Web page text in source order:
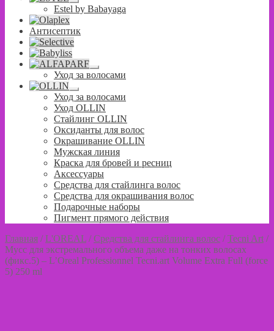
Развернутое
вложенное
Estel by Babayaga
Антисептик
Развернутое
вложенное
Уход за волосами
Развернутое
вложенное
меню
Уход за волосами
Уход OLLIN
Стайлинг OLLIN
Оксиданты для волос
Окрашивание OLLIN
Мужская линия
Краска для бровей и ресниц
Аксессуары
Средства для стайлинга волос
Средства для окрашивания волос
Подарочные наборы
Пигмент прямого действия
Главная / L'OREAL /Средства для стайлинга волос /Tecni Art /
Мусс для экстремального объема даже на тонких волосах
(фикс.5) – L’Оreal Professionnel Tecni.art Volume Extra Full (force
5) 250 ml